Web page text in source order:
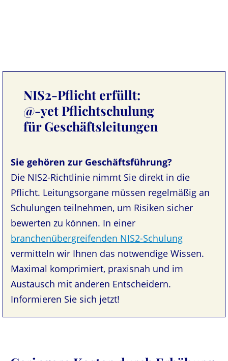
NIS2-Pflicht erfüllt:
@-yet Pflichtschulung
für Geschäftsleitungen
Sie gehören zur Geschäftsführung?
Die NIS2-Richtlinie nimmt Sie direkt in die
Pflicht. Leitungsorgane müssen regelmäßig an
Schulungen teilnehmen, um Risiken sicher
bewerten zu können. In einer
branchenübergreifenden NIS2-Schulung
vermitteln wir Ihnen das notwendige Wissen.
Maximal komprimiert, praxisnah und im
Austausch mit anderen Entscheidern.
Informieren Sie sich jetzt!